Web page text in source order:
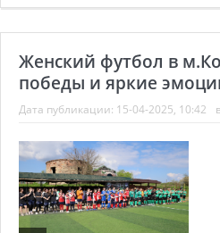
Женский футбол в
победы и яркие
Дата публикации: 15-04-2025, 10:42